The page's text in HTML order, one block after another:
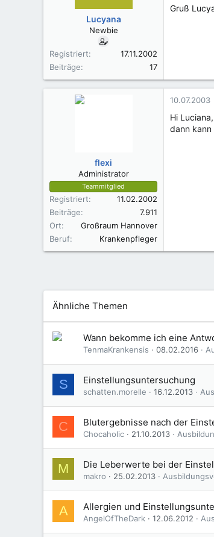
Lucyana
Newbie
Registriert
17.11.2002
Beiträge
17
Gruß
flexi
Administrator
Teammitglied
Registriert
11.02.2002
Beiträge
7.911
Ort
Großraum Hannover
Beruf
Krankenpfleger
10.07.2003
Hi Luciana,
dann kann
Ähnliche Themen
Wann bekomme ich eine
TenmaKrankensis 08.02.2016
S Einstellungsuntersuchung
schatten.morelle 16.12.2013
C Blutergebnisse nach der
Chocaholic 21.10.2013
M Die Leberwerte bei der
makro 25.02.2013
A Allergien und
AngelOfTheDark 12.06.2012